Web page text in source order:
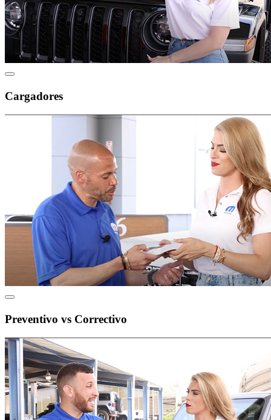
Cargadores
Preventivo vs Correctivo